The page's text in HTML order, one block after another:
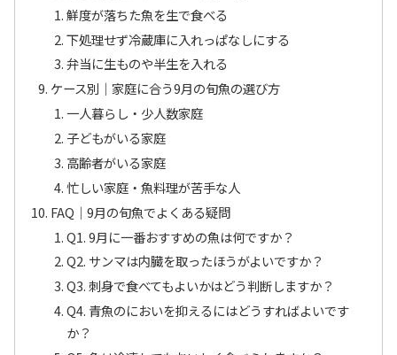
鮮度が落ちた魚を生で食べる
下処理せず冷蔵庫に入れっぱなしにする
弁当に生ものや半生を入れる
ケース別｜家庭に合う9月の旬魚の選び方
一人暮らし・少人数家庭
子どもがいる家庭
高齢者がいる家庭
忙しい家庭・魚料理が苦手な人
FAQ｜9月の旬魚でよくある疑問
Q1. 9月に一番おすすめの魚は何ですか？
Q2. サンマは内臓を取ったほうがよいですか？
Q3. 刺身で食べてもよいかはどう判断しますか？
Q4. 青魚のにおいを抑えるにはどうすればよいです
か？